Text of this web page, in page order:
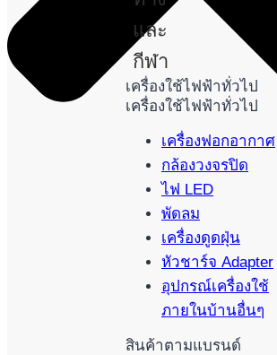
และ
กีฬา
เครื่องใช้ไฟฟ้าทั่วไป
เครื่องใช้ไฟฟ้าทั่วไป
เครื่องฟอกอากาศ
กล้องวงจรปิด
ไฟ LED
พัดลม
เครื่องดูดฝุ่น
หัวชาร์จ Adapter
อุปกรณ์เครื่องใช้
ภายในบ้านอื่นๆ
สินค้าตามแบรนด์